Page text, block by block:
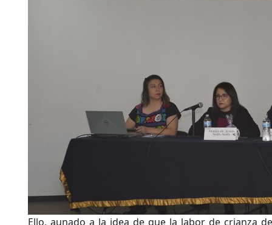
Ello, aunado a la idea de que la labor de crianza